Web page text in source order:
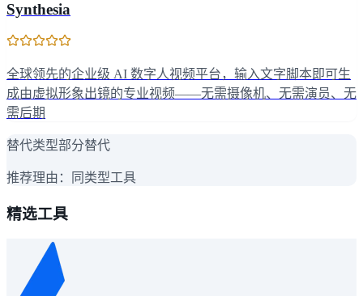
Synthesia
全球领先的企业级 AI 数字人视频平台，输入文字脚本即可生
成由虚拟形象出镜的专业视频——无需摄像机、无需演员、无
需后期
替代类型部分替代
推荐理由： 同类型工具
精选工具